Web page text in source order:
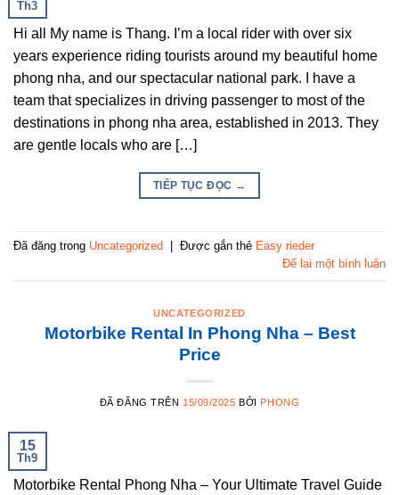
Th3
Hi all My name is Thang. I’m a local rider with over six
years experience riding tourists around my beautiful home
phong nha, and our spectacular national park. I have a
team that specializes in driving passenger to most of the
destinations in phong nha area, established in 2013. They
are gentle locals who are […]
TIẾP TỤC ĐỌC →
Đã đăng trong Uncategorized Được gắn thẻ Easy rieder
Để lại một bình luận
UNCATEGORIZED
Motorbike Rental In Phong Nha – Best
Price
ĐÃ ĐĂNG TRÊN 15/09/2025 BỞI PHONG
15
Th9
Motorbike Rental Phong Nha – Your Ultimate Travel Guide